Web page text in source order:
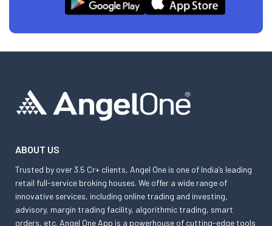
ABOUT US
Trusted by over 3.5 Cr+ clients, Angel One is one of India’s leading
retail full-service broking houses. We offer a wide range of
innovative services, including online trading and investing,
advisory, margin trading facility, algorithmic trading, smart
orders, etc. Angel One App is a powerhouse of cutting-edge tools